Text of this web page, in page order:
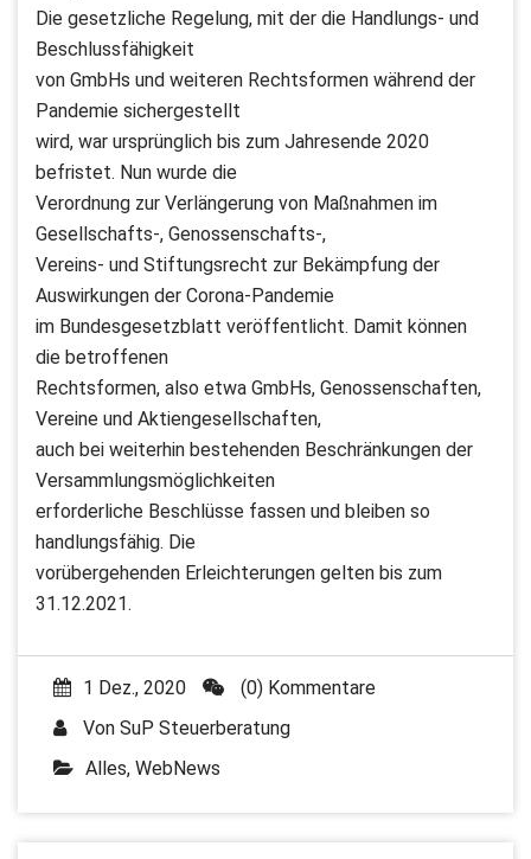
Die gesetzliche Regelung, mit der die Handlungs- und
Beschlussfähigkeit
von GmbHs und weiteren Rechtsformen während der
Pandemie sichergestellt
wird, war ursprünglich bis zum Jahresende 2020
befristet. Nun wurde die
Verordnung zur Verlängerung von Maßnahmen im
Gesellschafts-, Genossenschafts-,
Vereins- und Stiftungsrecht zur Bekämpfung der
Auswirkungen der Corona-Pandemie
im Bundesgesetzblatt veröffentlicht. Damit können
die betroffenen
Rechtsformen, also etwa GmbHs, Genossenschaften,
Vereine und Aktiengesellschaften,
auch bei weiterhin bestehenden Beschränkungen der
Versammlungsmöglichkeiten
erforderliche Beschlüsse fassen und bleiben so
handlungsfähig. Die
vorübergehenden Erleichterungen gelten bis zum
31.12.2021.
1 Dez., 2020
(0) Kommentare
Von SuP Steuerberatung
Alles, WebNews